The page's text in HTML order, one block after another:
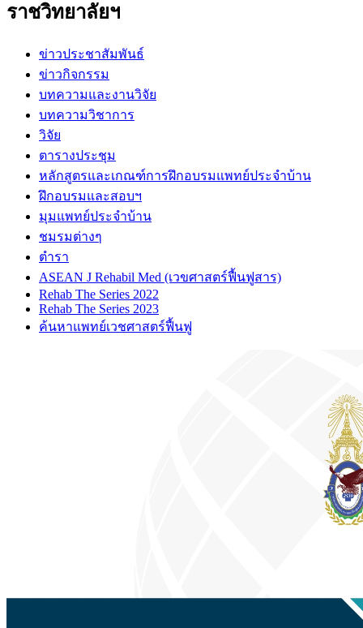
ราชวิทยาลัยฯ
ข่าวประชาสัมพันธ์
ข่าวกิจกรรม
บทความและงานวิจัย
บทความวิชาการ
วิจัย
ตารางประชุม
หลักสูตรและเกณฑ์การฝึกอบรมแพทย์ประจำบ้าน
ฝึกอบรมและสอบฯ
มุมแพทย์ประจำบ้าน
ชมรมต่างๆ
ตำรา
ASEAN J Rehabil Med (เวขศาสตร์ฟื้นฟูสาร)
Rehab The Series 2022
Rehab The Series 2023
ค้นหาแพทย์เวชศาสตร์ฟื้นฟู